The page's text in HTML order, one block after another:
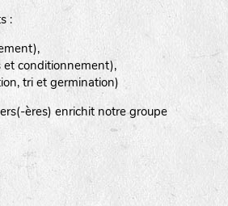
:
et conditionnement),
tri et germination)
ères) enrichit notre groupe